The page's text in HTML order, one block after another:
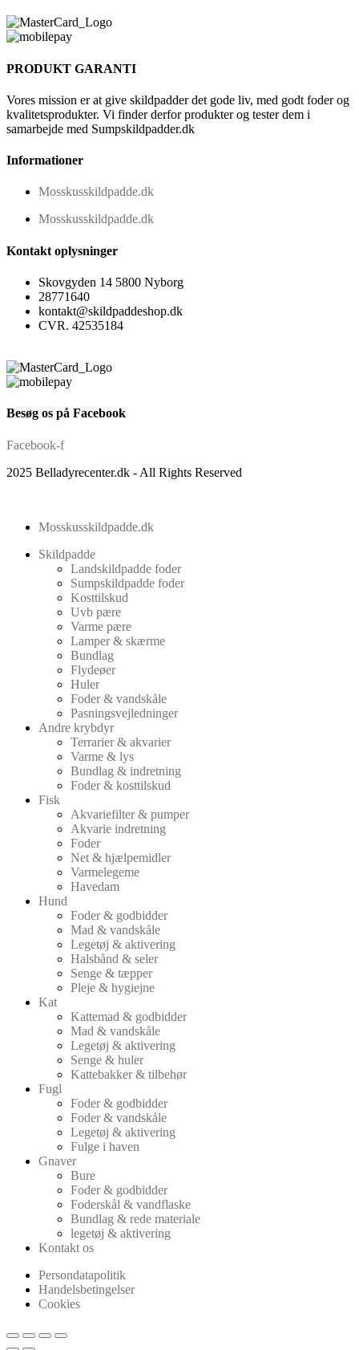
PRODUKT GARANTI
Vores mission er at give skildpadder det gode liv, med godt foder og
kvalitetsprodukter. Vi finder derfor produkter og tester dem i
samarbejde med Sumpskildpadder.dk
Informationer
Mosskusskildpadde.dk
Mosskusskildpadde.dk
Kontakt oplysninger
Skovgyden 14 5800 Nyborg
28771640
kontakt@skildpaddeshop.dk
CVR. 42535184
Besøg os på Facebook
Facebook-f
2025 Belladyrecenter.dk - All Rights Reserved
Mosskusskildpadde.dk
Skildpadde
Landskildpadde foder
Sumpskildpadde foder
Kosttilskud
Uvb pære
Varme pære
Lamper & skærme
Bundlag
Flydeøer
Huler
Foder & vandskåle
Pasningsvejledninger
Andre krybdyr
Terrarier & akvarier
Varme & lys
Bundlag & indretning
Foder & kosttilskud
Fisk
Akvariefilter & pumper
Akvarie indretning
Foder
Net & hjælpemidler
Varmelegeme
Havedam
Hund
Foder & godbidder
Mad & vandskåle
Legetøj & aktivering
Halsbånd & seler
Senge & tæpper
Pleje & hygiejne
Kat
Kattemad & godbidder
Mad & vandskåle
Legetøj & aktivering
Senge & huler
Kattebakker & tilbehør
Fugl
Foder & godbidder
Foder & vandskåle
Legetøj & aktivering
Fulge i haven
Gnaver
Bure
Foder & godbidder
Foderskål & vandflaske
Bundlag & rede materiale
legetøj & aktivering
Kontakt os
Persondatapolitik
Handelsbetingelser
Cookies